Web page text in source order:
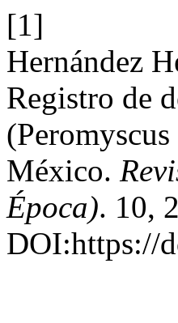
[1]
Hernández
Registro de
México.
Época). 10,
DOI:https://